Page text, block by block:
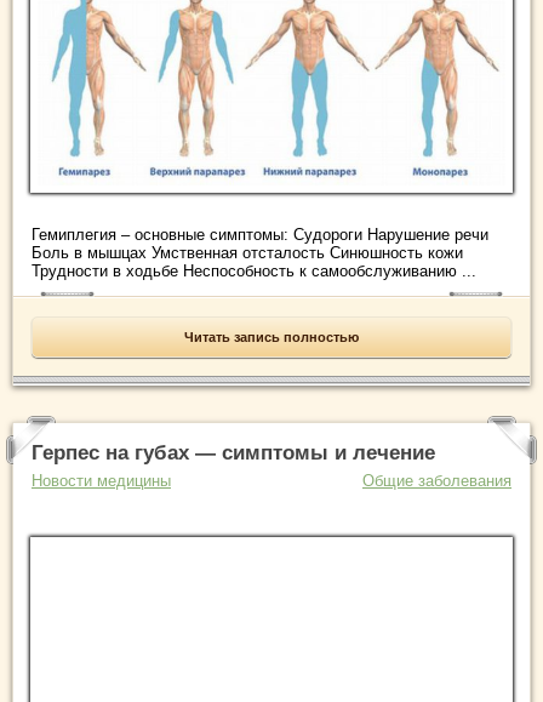
Гемиплегия – основные симптомы: Судороги Нарушение речи
Боль в мышцах Умственная отсталость Синюшность кожи
Трудности в ходьбе Неспособность к самообслуживанию ...
Читать запись полностью
Герпес на губах — симптомы и лечение
Новости медицины Общие заболевания